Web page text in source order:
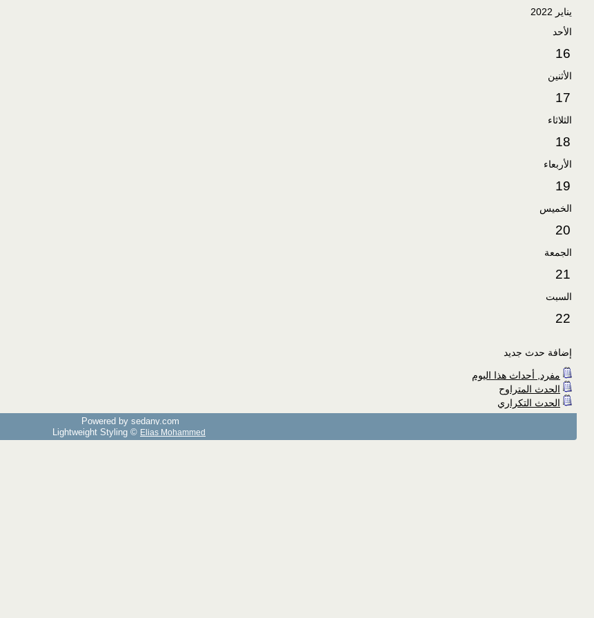
يناير 2022
الأحد
16
الأثنين
17
الثلاثاء
18
الأربعاء
19
الخميس
20
الجمعة
21
السبت
22
إضافة حدث جديد
مفرد, أحداث هذا اليوم
الحدث المتراوح
الحدث التكراري
Powered by sedany.com
Lightweight Styling © Elias Mohammed